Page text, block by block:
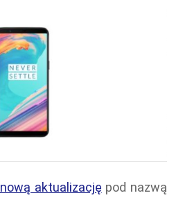
nową aktualizację pod nazwą